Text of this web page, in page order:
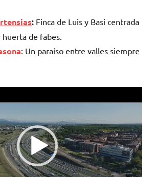
: Finca de Luis y Basi centrada
de fabes.
: Un paraíso entre valles siempre